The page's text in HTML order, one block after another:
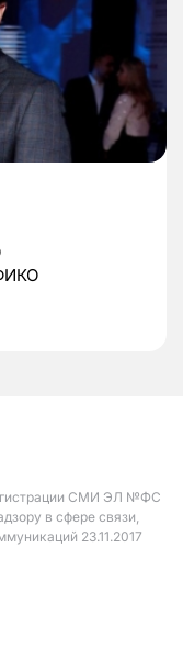
СМИ ЭЛ №ФС
в сфере связи,
23.11.2017